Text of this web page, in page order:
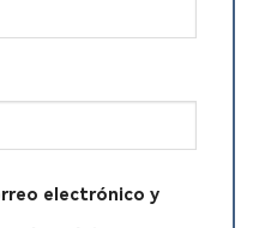
electrónico y